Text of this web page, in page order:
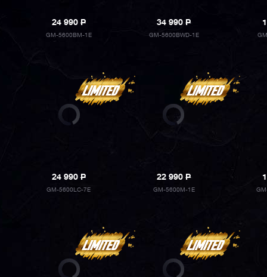
24 990P
GM-5600BM-1E
34 990P
GM-5600BWD-1E
24 990P
GM-5600LC-7E
22 990P
GM-5600M-1E